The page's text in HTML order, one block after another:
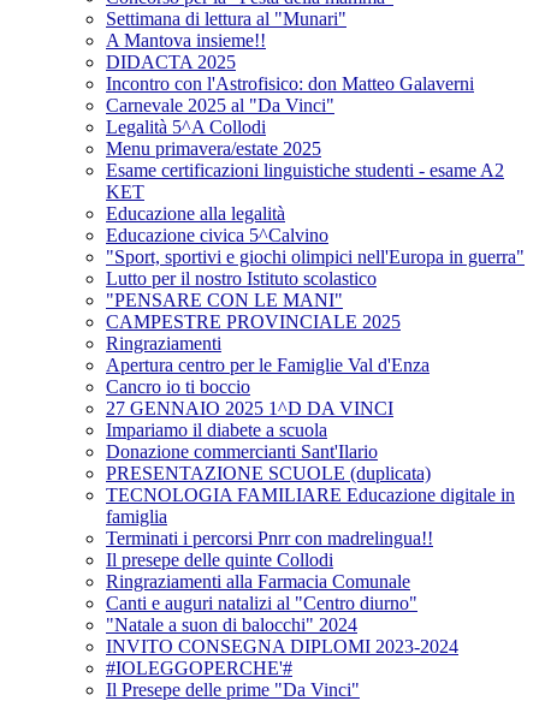
Settimana di lettura al "Munari"
A Mantova insieme!!
DIDACTA 2025
Incontro con l'Astrofisico: don Matteo Galaverni
Carnevale 2025 al "Da Vinci"
Legalità 5^A Collodi
Menu primavera/estate 2025
Esame certificazioni linguistiche studenti - esame A2
KET
Educazione alla legalità
Educazione civica 5^Calvino
"Sport, sportivi e giochi olimpici nell'Europa in guerra"
Lutto per il nostro Istituto scolastico
"PENSARE CON LE MANI"
CAMPESTRE PROVINCIALE 2025
Ringraziamenti
Apertura centro per le Famiglie Val d'Enza
Cancro io ti boccio
27 GENNAIO 2025 1^D DA VINCI
Impariamo il diabete a scuola
Donazione commercianti Sant'Ilario
PRESENTAZIONE SCUOLE (duplicata)
TECNOLOGIA FAMILIARE Educazione digitale in
famiglia
Terminati i percorsi Pnrr con madrelingua!!
Il presepe delle quinte Collodi
Ringraziamenti alla Farmacia Comunale
Canti e auguri natalizi al "Centro diurno"
"Natale a suon di balocchi" 2024
INVITO CONSEGNA DIPLOMI 2023-2024
#IOLEGGOPERCHE'#
Il Presepe delle prime "Da Vinci"